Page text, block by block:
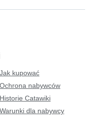
Jak kupować
Ochrona nabywców
Historie Catawiki
Warunki dla nabywcy